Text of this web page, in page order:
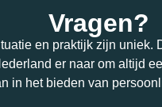
Vragen?
en praktijk zijn uniek.
er naar om altijd
in het bieden van